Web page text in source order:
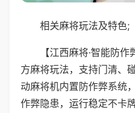
相关麻将玩法及特色;
【江西麻将·智能防
方麻将玩法，支持门清、
动麻将机内置防作弊系统
作弊隐患，运行稳定不卡